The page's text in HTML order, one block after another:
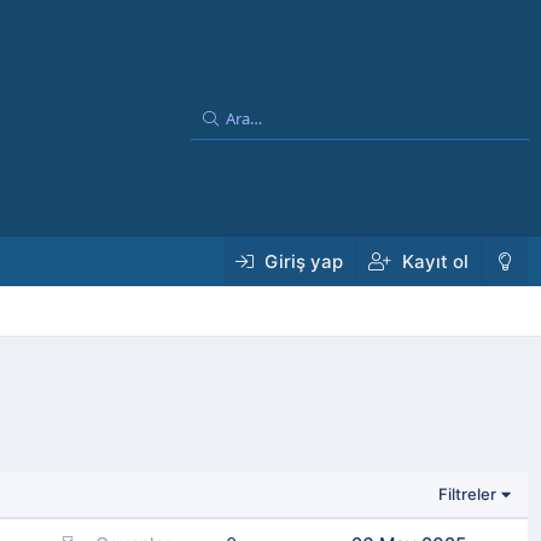
Giriş yap Kayıt ol
Filtreler